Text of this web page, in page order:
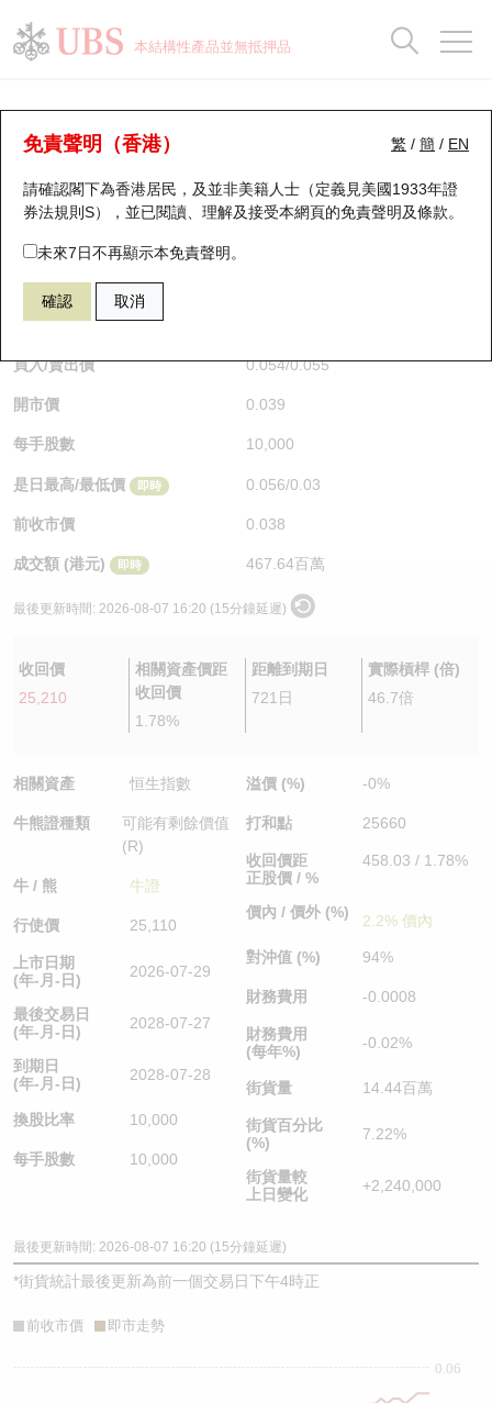
本結構性產品並無抵押品
繁 / 簡 / EN
免責聲明（香港）
請確認閣下為香港居民，及並非美籍人士（定義見美國1933年證
券法規則S），並已閱讀、理解及接受本網頁的免責聲明及條款。
未來7日不再顯示本免責聲明。
確認 取消
牛熊證分析儀
表現 街貨統計 比較
67438 瑞銀牛證 HSI 恒生指數
$0.055 0.017
買入/賣出價 0.054/0.055
開市價 0.039
每手股數 10,000
是日最高/最低價 即時 0.056/0.03
前收市價 0.038
成交額 (港元) 即時 467.64百萬
最後更新時間: 2026-08-07 16:20 (15分鐘延遲)
收回價
25,210
相關資產價距
收回價
1.78%
距離到期日
721日
實際槓桿 (倍)
46.7倍
相關資產 恒生指數
牛熊證種類
可能有剩餘價值
(R)
牛 / 熊 牛證
行使價 25,110
上市日期
(年-月-日)
2026-07-29
最後交易日
(年-月-日)
2028-07-27
到期日
(年-月-日)
2028-07-28
換股比率 10,000
每手股數 10,000
溢價 (%) -0%
打和點 25660
收回價距
正股價 / %
458.03 / 1.78%
價內 / 價外 (%) 2.2% 價內
對沖值 (%) 94%
財務費用 -0.0008
財務費用
(每年%)
-0.02%
街貨量 14.44百萬
街貨百分比
(%)
7.22%
街貨量較
上日變化
+2,240,000
最後更新時間: 2026-08-07 16:20 (15分鐘延遲)
*街貨統計最後更新為前一個交易日下午4時正
前收市價 即市走勢
0.06
瑞銀認股證一覽
新發行瑞銀認股證
即將到期認股證
認股證到期結算價查詢
認股證分析儀
認股證速算機
認股證/牛熊證日誌
認股證文件及公告
街貨統計
比較
牛熊全景快搜
牛熊證搜尋
牛熊證街貨分佈圖
正股牛熊證列表
新發行瑞銀牛熊證
已收回牛熊證剩餘價值
牛熊證到期結算價查詢
牛熊證分析儀
牛熊證文件及公告
街貨統計
比較
十大升幅/跌幅
十大認股證成交分佈
十天股證佔大市成交
資金流
街貨統計
三十大平均引伸波幅
正股分析儀
二十大活躍股份
恒指成份股
國指成份股
科指成份股
相關資產沽空
中資ETFs溢價比較
AH 股價對照
持股比重
顯示所有持股比重
每月輪證大市專題
輪證專欄
講座及教育短片
認股證投資者教育
牛熊證投資者教育
認股證牛熊證常問問題